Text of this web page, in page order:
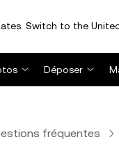
Switch to the
Déposer
fréquentes